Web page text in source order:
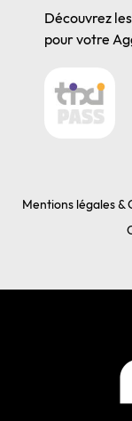
Découvrez
pour votre
Mentions légales &